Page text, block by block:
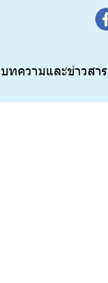
บทความและข่าวสาร